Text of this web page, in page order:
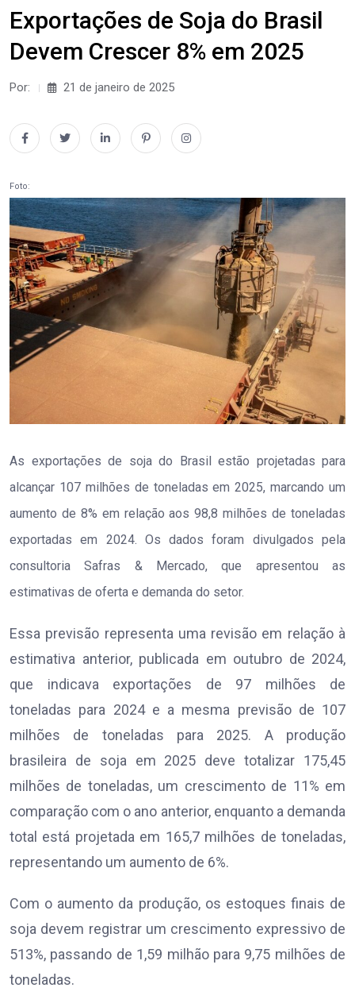
Exportações de Soja do Brasil
Devem Crescer 8% em 2025
Por: 21 de janeiro de 2025
Foto:
As exportações de soja do Brasil estão projetadas para
alcançar 107 milhões de toneladas em 2025, marcando um
aumento de 8% em relação aos 98,8 milhões de toneladas
exportadas em 2024. Os dados foram divulgados pela
consultoria Safras & Mercado, que apresentou as
estimativas de oferta e demanda do setor.
Essa previsão representa uma revisão em relação à
estimativa anterior, publicada em outubro de 2024,
que indicava exportações de 97 milhões de
toneladas para 2024 e a mesma previsão de 107
milhões de toneladas para 2025. A produção
brasileira de soja em 2025 deve totalizar 175,45
milhões de toneladas, um crescimento de 11% em
comparação com o ano anterior, enquanto a demanda
total está projetada em 165,7 milhões de toneladas,
representando um aumento de 6%.
Com o aumento da produção, os estoques finais de
soja devem registrar um crescimento expressivo de
513%, passando de 1,59 milhão para 9,75 milhões de
toneladas.